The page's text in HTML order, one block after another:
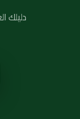
دليلك